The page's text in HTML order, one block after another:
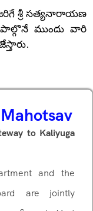
శ్రీ సత్యనారాయణ
ముందు వారి
to Kaliyuga
and the
are jointly